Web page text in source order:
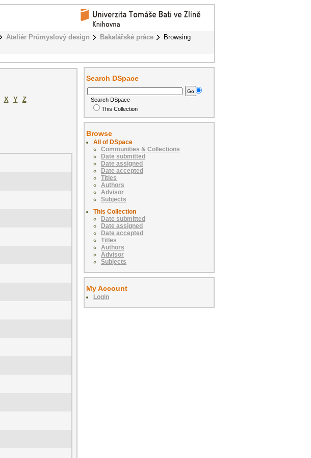
Ateliér Průmyslový design Bakalářské práce
Browsing
X Y
Z
Search DSpace
Search DSpace
This Collection
Browse
All of DSpace
Communities & Collections
Date submitted
Date assigned
Date accepted
Titles
Authors
Advisor
Subjects
This Collection
Date submitted
Date assigned
Date accepted
Titles
Authors
Advisor
Subjects
My Account
Login